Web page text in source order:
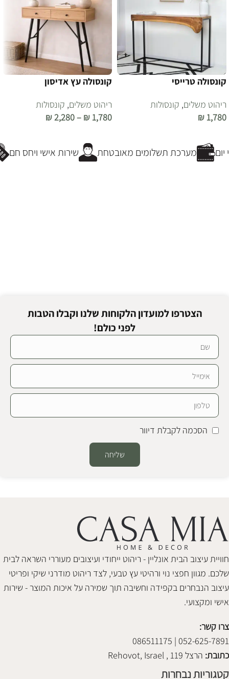
קונסולה טרייסי
ריהוט משלים, קונסולות
₪ 1,780
קונסולה עץ אדיסון
ריהוט משלים, קונסולות
₪ 1,780
–
₪2,280
שירות אישי ויחס חם מערכת תשלומים מאובטחת
הצטרפו למועדון הלקוחות שלנו וקבלו הטבות
לפני כולם!
הסכמה לקבלת דיוור
שליחה
חוויית עיצוב הבית אונליין - ריהוט ייחודי ועיצובים מעוררי השראה לבית
שלכם. מגוון חפצי נוי ורהיטי עץ טבעי, לצד ריהוט מודרני שיקי ופריטי
עיצוב הנבחרים בקפידה וחשיבה תוך שמירה על איכות המוצר - שירות
אישי ומקצועי.
צרו קשר:
052-625-7891 | 086511175
כתובת: הרצל 119 , Rehovot, Israel
קטגוריות נבחרות